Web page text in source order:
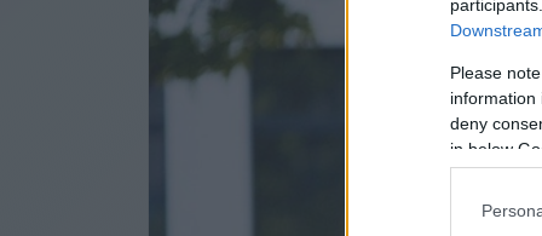
Please
information
deny
in below